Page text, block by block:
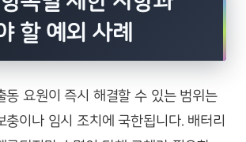
할 예외 사례
동 요원이 즉시 해결할 수 있는 범위는
충이나 임시 조치에 국한됩니다. 배터리